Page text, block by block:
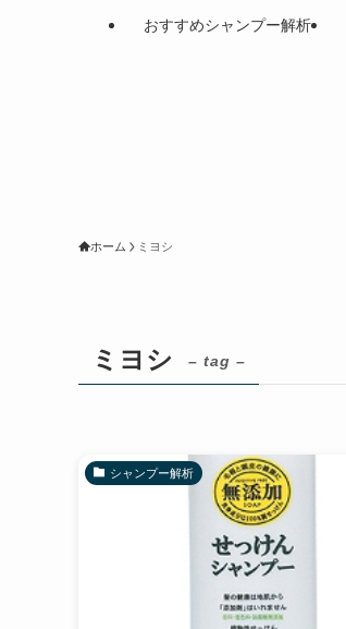
おすすめシャンプー解析
ホーム ミヨシ
ミヨシ – tag –
シャンプー解析